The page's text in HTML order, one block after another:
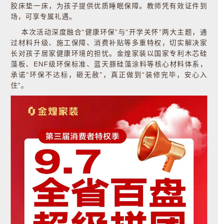
胶床垫一床，为孩子提供优质睡眠保障。教师凭有效证件到
场，可享专属礼遇。
本次活动深度融合“健康环保”与“开学关怀”两大主题，通
过材料升级、施工保障、消费补贴等多重特权，切实解决家
长对孩子居家健康环境的担忧。金煌家装以国家专利木芯硅
藻板、ENF级环保标准、蓝天豚硅藻涂料等核心材料体系，
承诺“环保不达标，砸无赦”，真正做到“装修完毕，安心入
住”。